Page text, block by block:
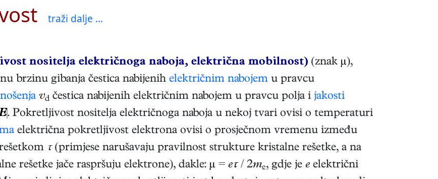
traži dalje ...
nositelja električnoga naboja, električna mobilnost) (znak µ),
brzinu gibanja čestica nabijenih električnim nabojem u pravcu
vd čestica nabijenih električnim nabojem u pravcu polja i jakosti
|. Pokretljivost nositelja električnoga naboja u nekoj tvari ovisi o temperaturi
električna pokretljivost elektrona ovisi o prosječnom vremenu između
τ(primjese narušavaju pravilnost strukture kristalne rešetke, a na
rešetke jače raspršuju elektrone), dakle: µ = eτ/ 2me, gdje je e električni